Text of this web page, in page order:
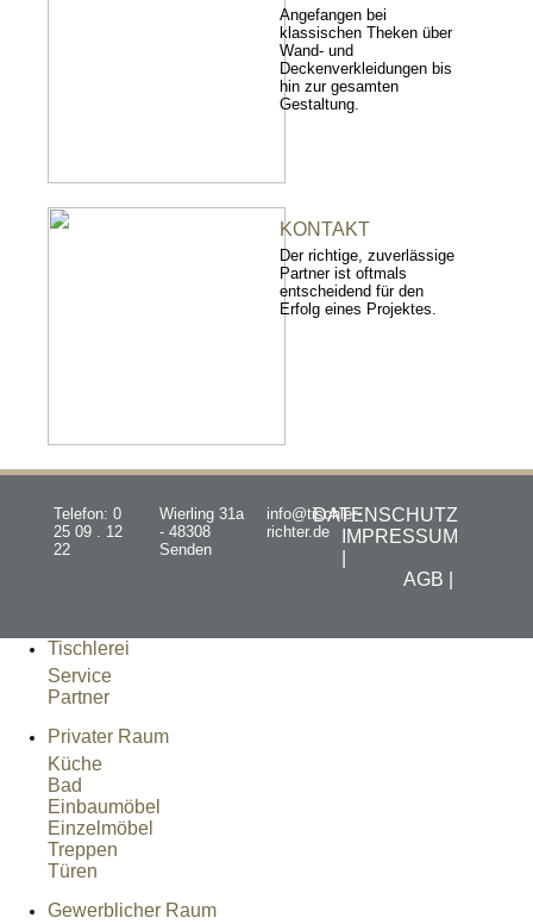
Angefangen bei
klassischen Theken über
Wand- und
Deckenverkleidungen bis
hin zur gesamten
Gestaltung.
KONTAKT
Der richtige, zuverlässige
Partner ist oftmals
entscheidend für den
Erfolg eines Projektes.
Telefon: 0
25 09 . 12
22
Wierling 31a
- 48308
Senden
info@tischler-
richter.de
DATENSCHUTZ
IMPRESSUM
AGB |
Tischlerei
Service
Partner
Privater Raum
Küche
Bad
Einbaumöbel
Einzelmöbel
Treppen
Türen
Gewerblicher Raum